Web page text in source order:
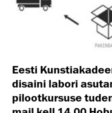
Eesti
disaini labori
pilootkursuse